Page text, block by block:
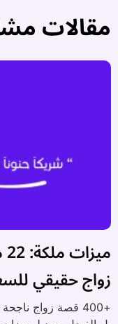
مقالات
زواج حقيقي
+400 قصة زواج